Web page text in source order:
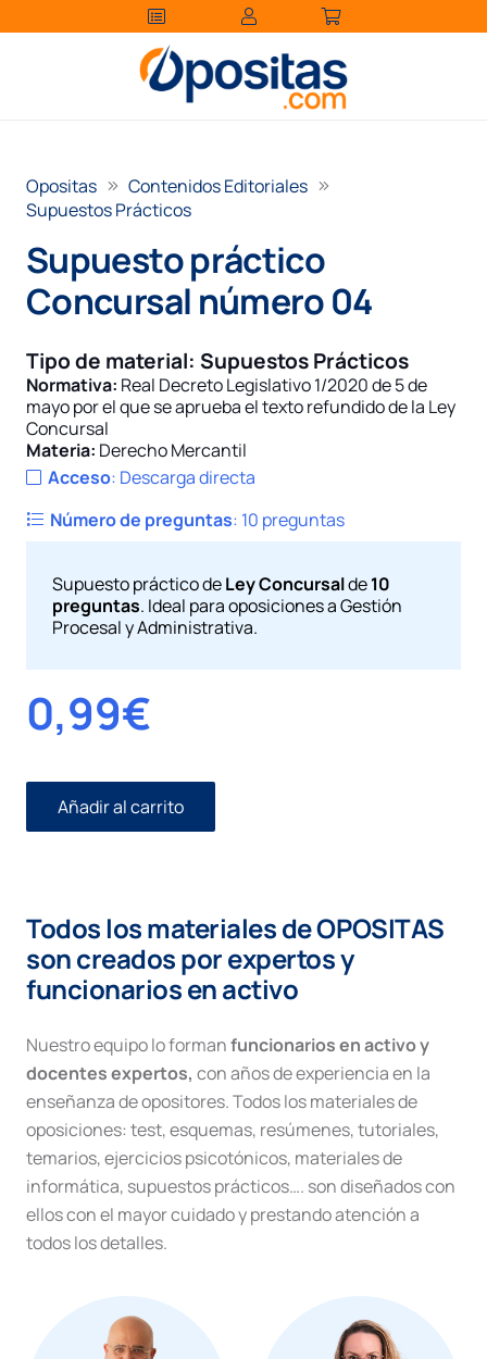
Opositas
Contenidos Editoriales
Supuestos Prácticos
Supuesto práctico
Concursal número 04
Tipo de material: Supuestos Prácticos
Normativa: Real Decreto Legislativo 1/2020 de 5 de
mayo por el que se aprueba el texto refundido de la Ley
Concursal
Materia: Derecho Mercantil
Acceso: Descarga directa
Número de preguntas: 10 preguntas
Supuesto práctico deLey Concursalde10
preguntas. Ideal para oposiciones a Gestión
Procesal y Administrativa.
0,99€
Supuesto
práctico
cantidad
Añadir al carrito
Todos los materiales de OPOSITAS
son creados por expertos y
funcionarios en activo
Nuestro equipo lo formanfuncionarios en activo y
docentes expertos, con años de experiencia en la
enseñanza de opositores. Todos los materiales de
oposiciones: test, esquemas, resúmenes, tutoriales,
temarios, ejercicios psicotónicos, materiales de
informática, supuestos prácticos…. son diseñados con
ellos con el mayor cuidado y prestando atención a
todos los detalles.